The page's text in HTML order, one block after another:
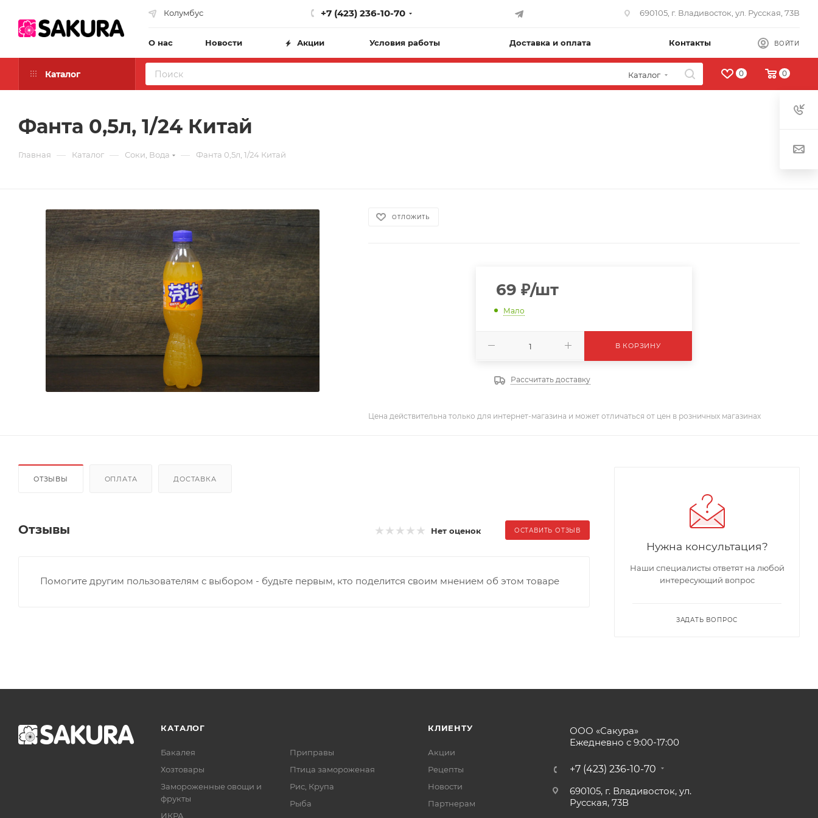
Колумбус +7 (423) 236-10-70 690105, г. Владивосток, ул. Русская, 73В
О нас Новости Акции Условия работы Доставка и оплата Контакты ВОЙТИ
Каталог Каталог 0 0
Фанта 0,5л, 1/24 Китай
Главная — Каталог — Соки, Вода — Фанта 0,5л, 1/24 Китай
ОТЛОЖИТЬ
69 ₽/шт
Мало
В КОРЗИНУ
Рассчитать доставку
Цена действительна только для интернет-магазина и может отличаться от цен в розничных магазинах
ОТЗЫВЫ ОПЛАТА ДОСТАВКА
Отзывы Нет оценок ОСТАВИТЬ ОТЗЫВ
Помогите другим пользователям с выбором - будьте первым, кто поделится своим мнением об этом товаре
Нужна консультация?
Наши специалисты ответят на любой
интересующий вопрос
ЗАДАТЬ ВОПРОС
КАТАЛОГ
Бакалея
Хозтовары
Замороженные овощи и
фрукты
ИКРА
Приправы
Птица замороженая
Рис, Крупа
Рыба
КЛИЕНТУ
Акции
Рецепты
Новости
Партнерам
ООО «Сакура»
Ежедневно с 9:00-17:00
+7 (423) 236-10-70
690105, г. Владивосток, ул.
Русская, 73В